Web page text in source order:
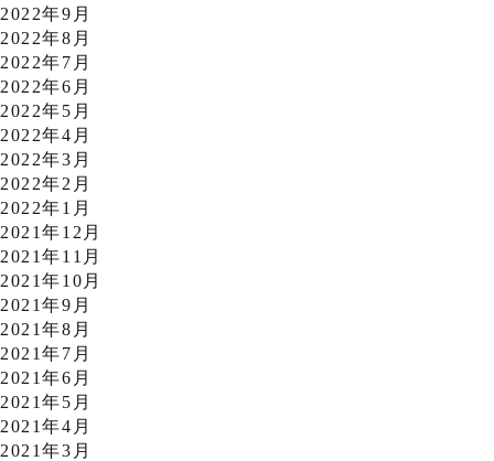
2022年9月
2022年8月
2022年7月
2022年6月
2022年5月
2022年4月
2022年3月
2022年2月
2022年1月
2021年12月
2021年11月
2021年10月
2021年9月
2021年8月
2021年7月
2021年6月
2021年5月
2021年4月
2021年3月